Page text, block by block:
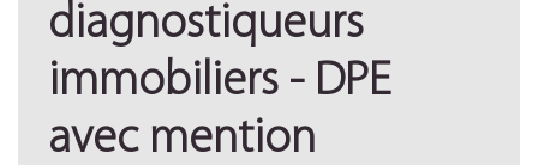
diagnostiqueurs
immobiliers - DPE
avec mention